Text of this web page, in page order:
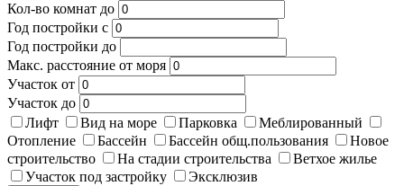
Кол-во комнат до
Год постройки с
Год постройки до
Макс. расстояние от моря
Участок от
Участок до
Лифт
Вид на море Парковка
Меблированный
Отопление
Бассейн Бассейн общ.пользования
Новое
строительство
На стадии строительства
Ветхое жилье
Участок под застройку
Эксклюзив